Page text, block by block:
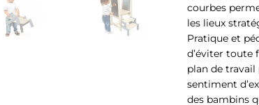
courbes
les lieux
Pratique et
d’éviter toute
plan de
sentiment
des bambins